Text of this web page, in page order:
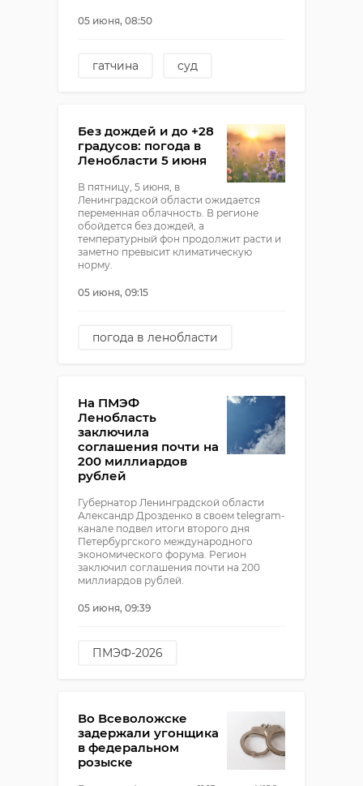
05 июня, 08:50
гатчина
суд
Без дождей и до +28
градусов: погода в
Ленобласти 5 июня
В пятницу, 5 июня, в
Ленинградской области ожидается
переменная облачность. В регионе
обойдется без дождей, а
температурный фон продолжит расти и
заметно превысит климатическую
норму.
05 июня, 09:15
погода в ленобласти
На ПМЭФ
Ленобласть
заключила
соглашения почти на
200 миллиардов
рублей
Губернатор Ленинградской области
Александр Дрозденко в своем telegram-
канале подвел итоги второго дня
Петербургского международного
экономического форума. Регион
заключил соглашения почти на 200
миллиардов рублей.
05 июня, 09:39
ПМЭФ-2026
Во Всеволожске
задержали угонщика
в федеральном
розыске